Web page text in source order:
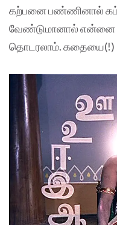
கற்பனை பண்ணினால்
வேண்டுமானால் என்னை
தொடரலாம். கதையை(!)